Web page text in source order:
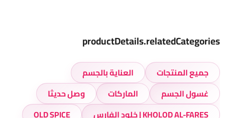
productDetails.relatedCategories
جميع المنتجات
العناية بالجسم
غسول الجسم
الماركات
وصل حديثا
KHOLOD AL-FARES | خلود الفارس
OLD SPICE